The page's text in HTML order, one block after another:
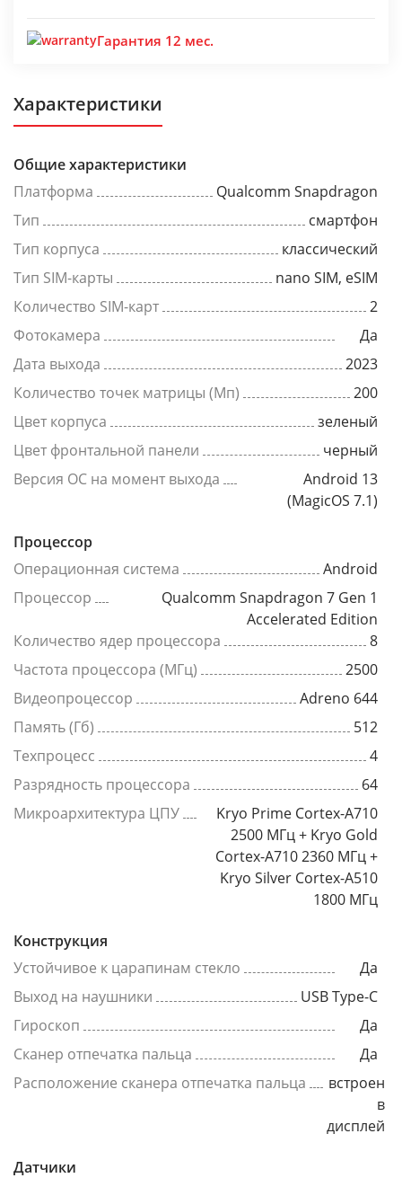
Гарантия 12 мес.
Характеристики
Общие характеристики
Платформа
Qualcomm Snapdragon
Тип
смартфон
Тип корпуса
классический
Тип SIM-карты
nano SIM, eSIM
Количество SIM-карт
2
Фотокамера
Да
Дата выхода
2023
Количество точек матрицы (Мп)
200
Цвет корпуса
зеленый
Цвет фронтальной панели
черный
Версия ОС на момент выхода
Android 13
(MagicOS 7.1)
Процессор
Операционная система
Android
Процессор
Qualcomm Snapdragon 7 Gen 1
Accelerated Edition
Количество ядер процессора
8
Частота процессора (МГц)
2500
Видеопроцессор
Adreno 644
Память (Гб)
512
Техпроцесс
4
Разрядность процессора
64
Микроархитектура ЦПУ
Kryo Prime Cortex-A710
2500 МГц + Kryo Gold
Cortex-A710 2360 МГц +
Kryo Silver Cortex-A510
1800 МГц
Конструкция
Устойчивое к царапинам стекло
Да
Выход на наушники
USB Type-C
Гироскоп
Да
Сканер отпечатка пальца
Да
Расположение сканера отпечатка пальца
встроен
в
дисплей
Датчики